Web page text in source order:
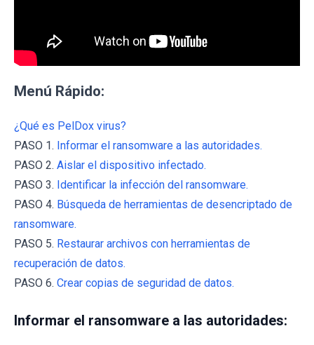
Menú Rápido:
¿Qué es PelDox virus?
PASO 1. Informar el ransomware a las autoridades.
PASO 2. Aislar el dispositivo infectado.
PASO 3. Identificar la infección del ransomware.
PASO 4. Búsqueda de herramientas de desencriptado de
ransomware.
PASO 5. Restaurar archivos con herramientas de
recuperación de datos.
PASO 6. Crear copias de seguridad de datos.
Informar el ransomware a las autoridades: